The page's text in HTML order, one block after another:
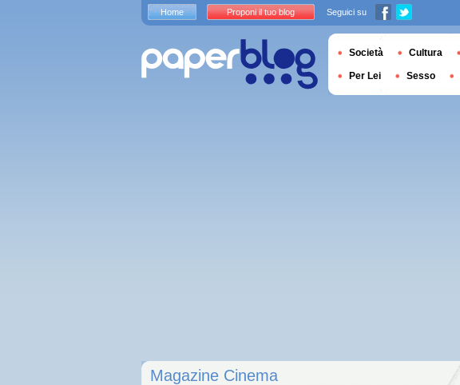
Magazine Cinema
Home Proponi il tuo blog Seguici su
Società Cultura
Per Lei Sesso